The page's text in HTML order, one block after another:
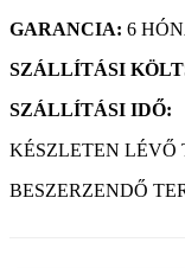
GARANCIA: 6
SZÁLLÍTÁSI
SZÁLLÍTÁSI IDŐ:
KÉSZLETEN LÉVŐ
BESZERZENDŐ